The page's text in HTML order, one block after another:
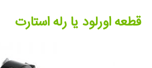
قطعه اورلود یا رله استارت